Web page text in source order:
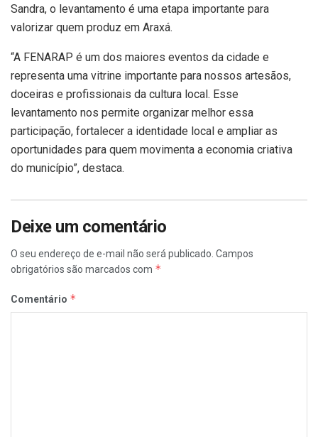
Sandra, o levantamento é uma etapa importante para
valorizar quem produz em Araxá.
“A FENARAP é um dos maiores eventos da cidade e
representa uma vitrine importante para nossos artesãos,
doceiras e profissionais da cultura local. Esse
levantamento nos permite organizar melhor essa
participação, fortalecer a identidade local e ampliar as
oportunidades para quem movimenta a economia criativa
do município”, destaca.
Deixe um comentário
O seu endereço de e-mail não será publicado. Campos
obrigatórios são marcados com *
Comentário *